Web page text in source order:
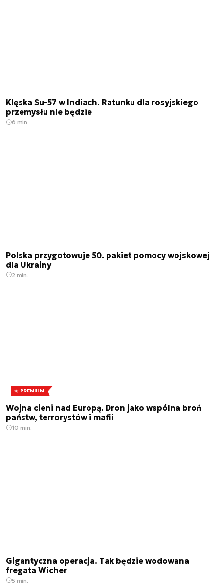
Klęska Su-57 w Indiach. Ratunku dla rosyjskiego
przemysłu nie będzie
6 min.
Polska przygotowuje 50. pakiet pomocy wojskowej
dla Ukrainy
2 min.
PREMIUM
Wojna cieni nad Europą. Dron jako wspólna broń
państw, terrorystów i mafii
10 min.
Gigantyczna operacja. Tak będzie wodowana
fregata Wicher
5 min.